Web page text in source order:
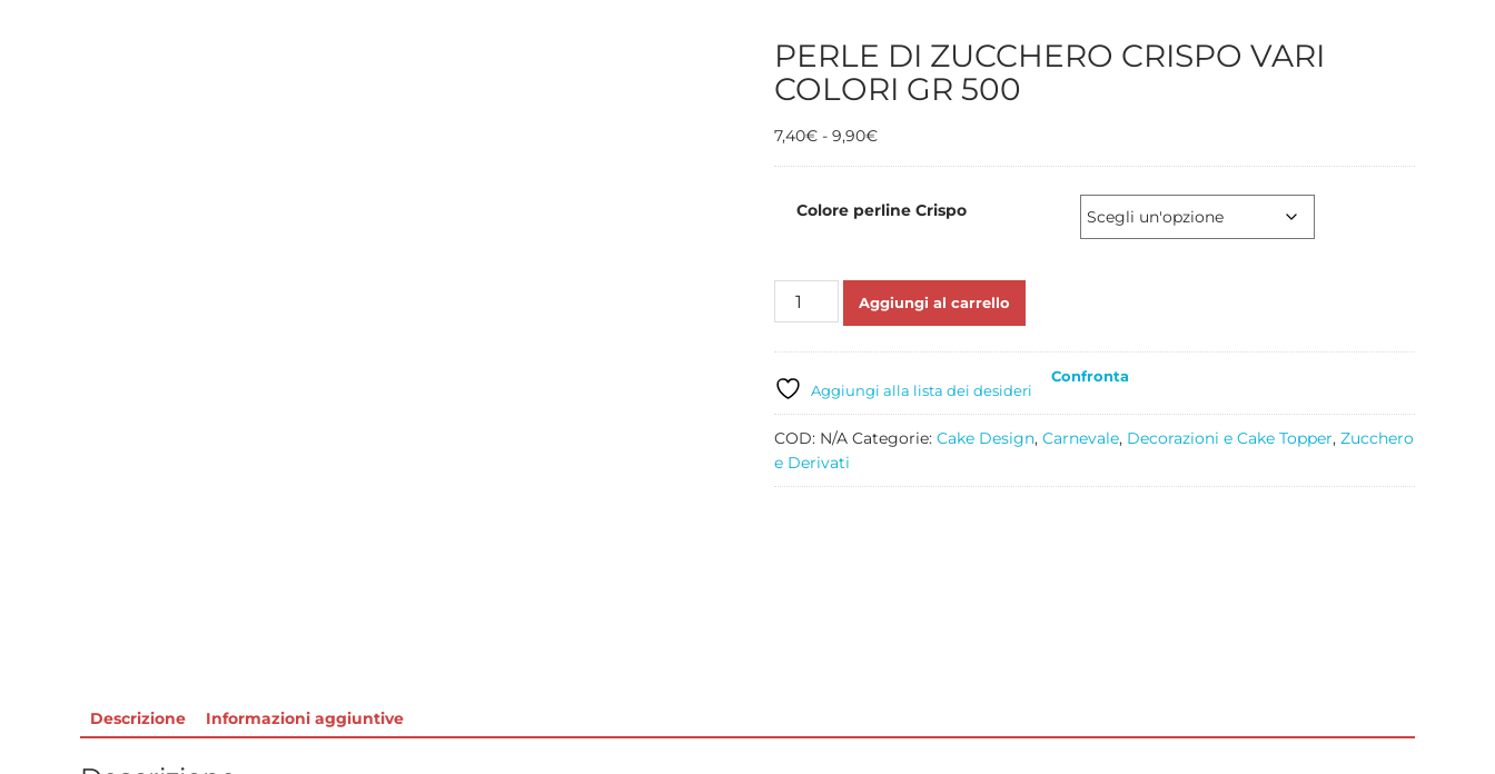
PERLE DI ZUCCHERO CRISPO VARI
COLORI GR 500
7,40€ - 9,90€Fascia
da
9,90€
Colore perline Crispo
PERLE
VARI
COLORI
GR
500
quantità
Aggiungi al carrello
Aggiungi alla lista dei desideri
Confronta
COD: N/A Categorie: Cake Design, Carnevale, Decorazioni e Cake Topper, Zucchero
e Derivati
Descrizione Informazioni aggiuntive